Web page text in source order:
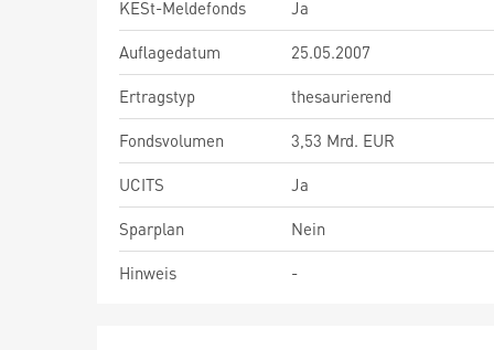
KESt-Meldefonds
Ja
Auflagedatum
25.05.2007
Ertragstyp
thesaurierend
Fondsvolumen
3,53 Mrd. EUR
UCITS
Ja
Sparplan
Nein
Hinweis
-